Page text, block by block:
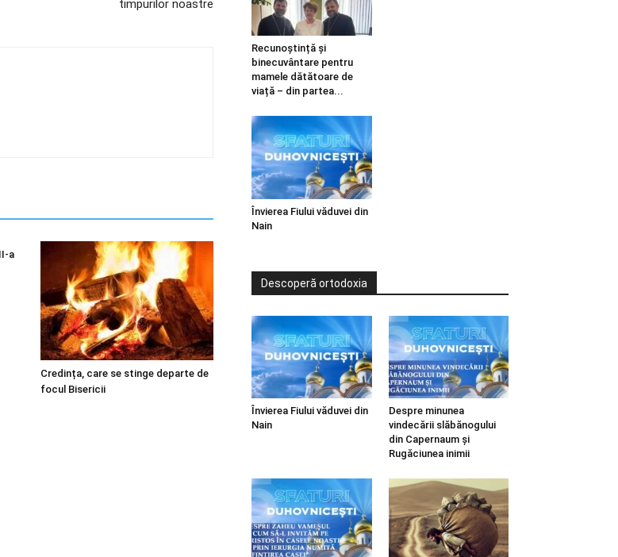
timpurilor noastre
a
Credința, care se stinge departe de
focul Bisericii
Recunoștință și
binecuvântare pentru
mamele dătătoare de
viață – din partea...
Învierea Fiului văduvei din
Nain
Descoperă ortodoxia
Învierea Fiului văduvei din
Nain
Despre minunea
vindecării slăbănogului
din Capernaum și
Rugăciunea inimii